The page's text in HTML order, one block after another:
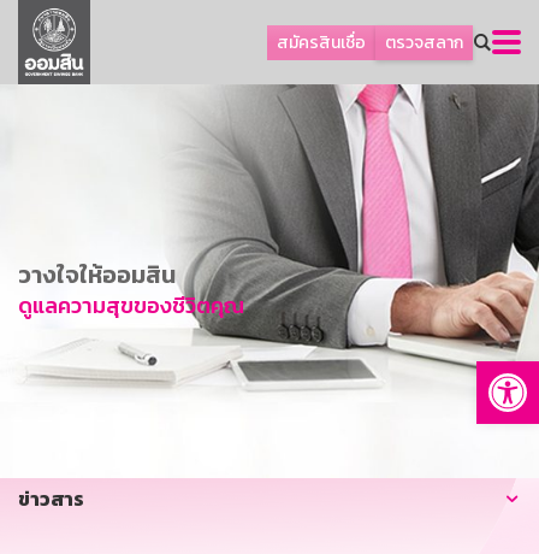
สมัครสินเชื่อ ตรวจสลาก
ลูกค้าธุรกิจ
ลูกค้าผู้ประกอบรายย่อย
การพัฒนาที่ยั่งยืน
ข่าวสาร
บริการทางการเงิน
อื่นๆ
วางใจให้ออมสิน
ดูแลความสุขของชีวิตคุณ
ข่าวสาร